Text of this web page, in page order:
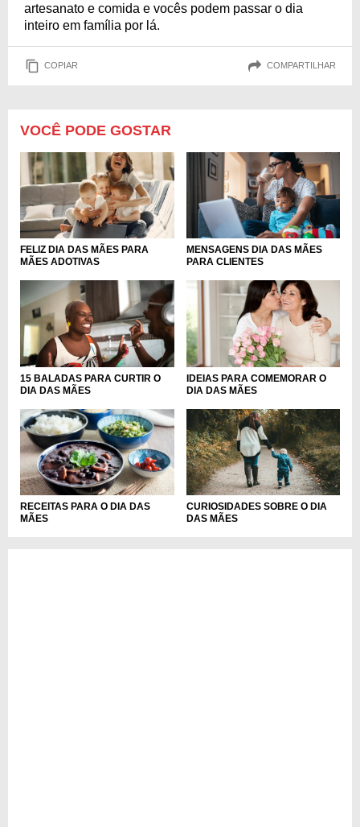
artesanato e comida e vocês podem passar o dia
inteiro em família por lá.
COPIAR COMPARTILHAR
VOCÊ PODE GOSTAR
FELIZ DIA DAS MÃES PARA
MÃES ADOTIVAS
MENSAGENS DIA DAS MÃES
PARA CLIENTES
15 BALADAS PARA CURTIR O
DIA DAS MÃES
IDEIAS PARA COMEMORAR O
DIA DAS MÃES
RECEITAS PARA O DIA DAS
MÃES
CURIOSIDADES SOBRE O DIA
DAS MÃES